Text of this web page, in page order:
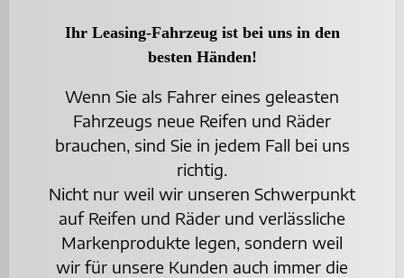
Ihr Leasing-Fahrzeug ist bei uns in den
besten Händen!
Wenn Sie als Fahrer eines geleasten
Fahrzeugs neue Reifen und Räder
brauchen, sind Sie in jedem Fall bei uns
richtig.
Nicht nur weil wir unseren Schwerpunkt
auf Reifen und Räder und verlässliche
Markenprodukte legen, sondern weil
wir für unsere Kunden auch immer die